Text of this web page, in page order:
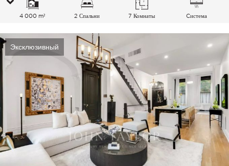
4 000 m² 2 Спальни 7 Комнаты
Cистема
Эксклюзивный